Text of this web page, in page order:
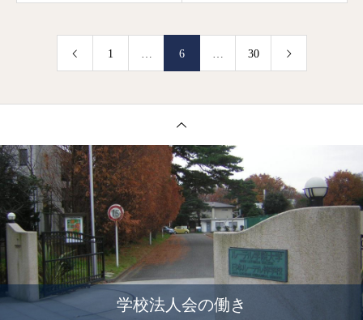
1 … 6 … 30
学校法人会の働き